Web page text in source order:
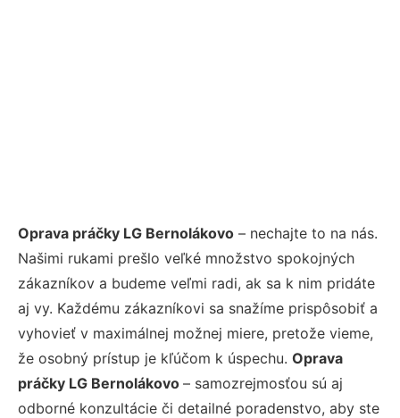
Oprava práčky LG Bernolákovo – nechajte to na nás.
Našimi rukami prešlo veľké množstvo spokojných
zákazníkov a budeme veľmi radi, ak sa k nim pridáte
aj vy. Každému zákazníkovi sa snažíme prispôsobiť a
vyhovieť v maximálnej možnej miere, pretože vieme,
že osobný prístup je kľúčom k úspechu. Oprava
práčky LG Bernolákovo – samozrejmosťou sú aj
odborné konzultácie či detailné poradenstvo, aby ste